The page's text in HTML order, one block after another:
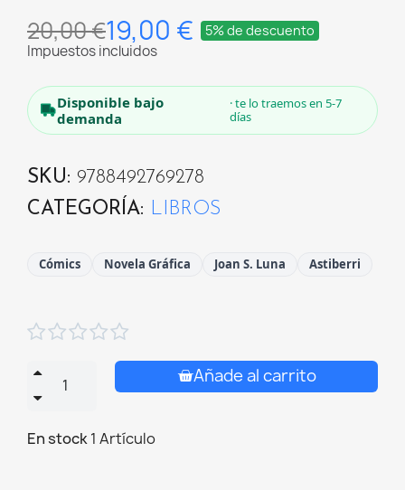
20,00 €19,00 € 5% de descuento
Impuestos incluidos
Disponible bajo
demanda
· te lo traemos en 5-7
días
SKU
9788492769278
CATEGORÍA
LIBROS
Cómics Novela Gráfica Joan S. Luna Astiberri

Añade al carrito
En stock1 Artículo